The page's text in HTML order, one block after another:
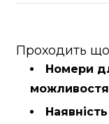
Проходить
Номери